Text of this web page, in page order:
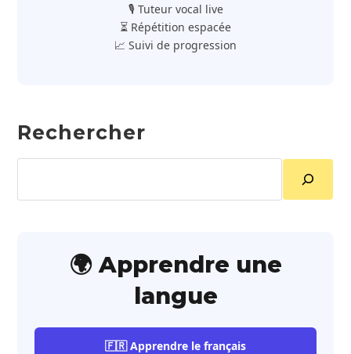
🎙️ Tuteur vocal live
⏳ Répétition espacée
📈 Suivi de progression
Rechercher
🌍 Apprendre une
langue
🇫🇷 Apprendre le français